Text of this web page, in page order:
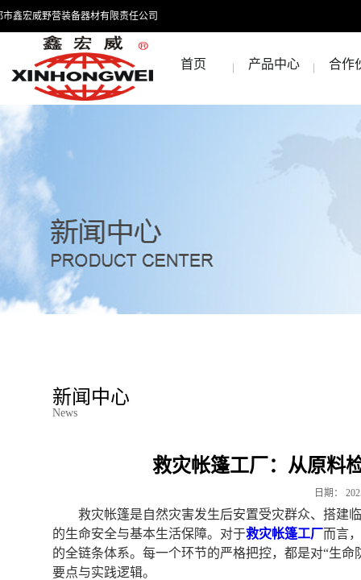
市鑫宏威野营装备器材有限责任公司
首页 产品中心 合作
新闻中心
News
救灾帐篷工厂：从原料
日期：
救灾帐篷是自然灾害发生后安置受灾群众、搭建
的生命安全与基本生活保障。对于救灾帐篷工厂而言
的全链条体系。每一个环节的严格把控，都是对“生
要点与实践逻辑。